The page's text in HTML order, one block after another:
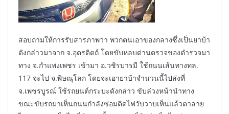
สอบถามให้การรับสารภาพว่า พวกตนเอาของกลางซึ่งเป็นยาบ้า
ดังกล่าวมาจาก จ.อุตรดิตถ์ โดยขับหลบด่านตรวจของตำรวจมา
ทาง จ.กำแพงเพชร เข้ามา อ.วชิรบารมี ใช้ถนนเส้นทางทล.
117 จะไป จ.พิษณุโลก โดยจะเอายาบ้าจำนวนนี้ไปส่งที่
จ.เพชรบูรณ์ ใช้รถยนต์กระบะดังกล่าว ขับล่วงหน้านำทาง
ขณะขับรถมาเห็นถนนกำลังซ่อมติดไฟวับวาบเห็นแล้วตาลาย